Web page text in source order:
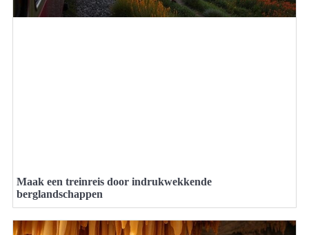
Maak een treinreis door indrukwekkende
berglandschappen